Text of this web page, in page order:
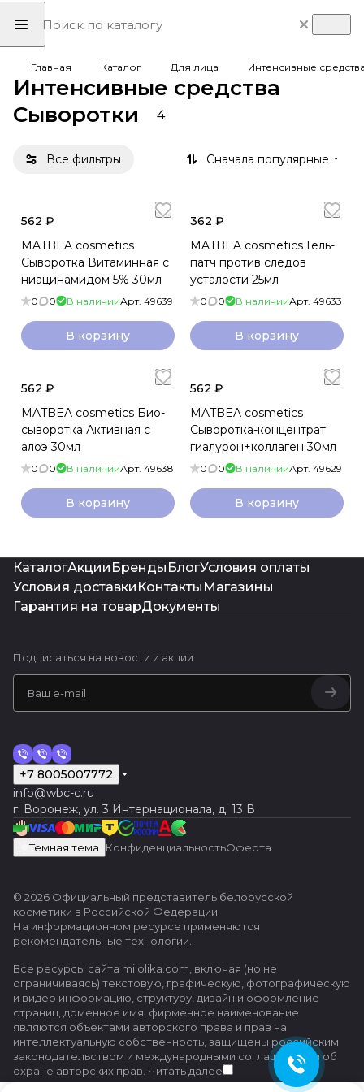
Главная Каталог Для лица Интенсивные
Интенсивные средства
Сыворотки
4
Все фильтры Сначала популярные
562 ₽
MATBEA cosmetics
Сыворотка Витаминная с
ниацинамидом 5% 30мл
0 0 В наличииАрт. 49639
В корзину
362 ₽
MATBEA cosmetics Гель-
патч против следов
усталости 25мл
0 0 В наличииАрт. 49633
В корзину
562 ₽
MATBEA cosmetics Био-
сыворотка Активная с
алоэ 30мл
0 0 В наличииАрт. 49638
В корзину
562 ₽
MATBEA cosmetics
Сыворотка-концентрат
гиалурон+коллаген 30мл
0 0 В наличииАрт. 49629
В корзину
КаталогАкции Бренды БлогУсловия оплаты
Условия доставки Контакты Магазины
Гарантия на товарДокументы
Подписаться на новости и акции
+7 8005007772
info@wbc-c.ru
г. Воронеж, ул. 3 Интернационала, д. 13 В
Темная тема КонфиденциальностьОферта
© 2026 Официальный представитель белорусской
косметики в Российской Федерации
На информационном ресурсе применяются
рекомендательные технологии
Все ресурсы сайта milolika.com, включая (но не
ограничиваясь) текстовую, графическую, фотографическую
и видео информацию, структуру, дизайн и оформление
страниц, доменное имя, фирменное наименование
являются объектами авторского права и прав на
интеллектуальную собственность, защищены российским
законодательством и международными соглашениями об
охране авторских прав. Читать далее